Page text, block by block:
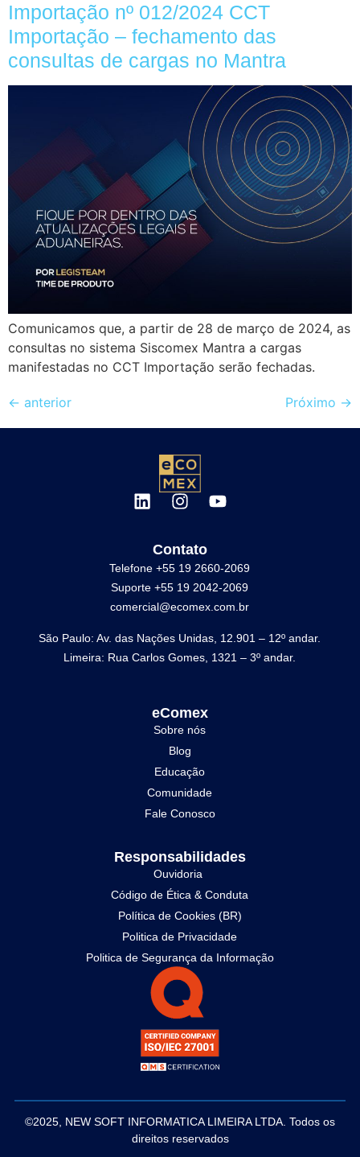
Importação nº 012/2024 CCT
Importação – fechamento das
consultas de cargas no Mantra
Comunicamos que, a partir de 28 de março de 2024, as
consultas no sistema Siscomex Mantra a cargas
manifestadas no CCT Importação serão fechadas.
← anterior Próximo →
Contato
Telefone +55 19 2660-2069
Suporte +55 19 2042-2069
comercial@ecomex.com.br
São Paulo: Av. das Nações Unidas, 12.901 – 12º andar.
Limeira: Rua Carlos Gomes, 1321 – 3º andar.
eComex
Sobre nós
Blog
Educação
Comunidade
Fale Conosco
Responsabilidades
Ouvidoria
Código de Ética & Conduta
Política de Cookies (BR)
Politica de Privacidade
Politica de Segurança da Informação
©2025, NEW SOFT INFORMATICA LIMEIRA LTDA. Todos os
direitos reservados